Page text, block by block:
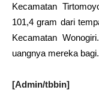
Kecamatan
101,4 gram dari
Kecamatan Wonogiri
uangnya mereka bagi.
[Admin/tbbin]